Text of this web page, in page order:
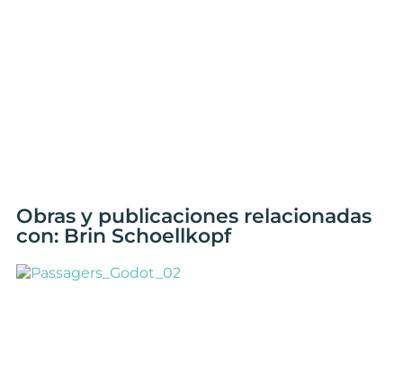
Obras y publicaciones relacionadas
con: Brin Schoellkopf